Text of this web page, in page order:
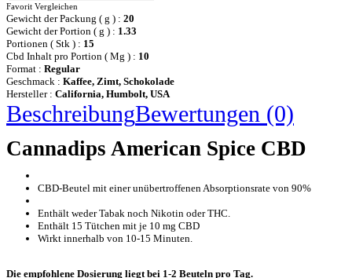
Favorit Vergleichen
Gewicht der Packung ( g ) : 20
Gewicht der Portion ( g ) : 1.33
Portionen ( Stk ) : 15
Cbd Inhalt pro Portion ( Mg ) : 10
Format : Regular
Geschmack : Kaffee, Zimt, Schokolade
Hersteller : California, Humbolt, USA
BeschreibungBewertungen (0)
Cannadips American Spice CBD
CBD-Beutel mit einer unübertroffenen Absorptionsrate von 90%
Enthält weder Tabak noch Nikotin oder THC.
Enthält 15 Tütchen mit je 10 mg CBD
Wirkt innerhalb von 10-15 Minuten.
Die empfohlene Dosierung liegt bei 1-2 Beuteln pro Tag.